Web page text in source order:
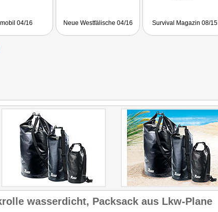
04/16 Neue Westfälische 04/16 Survival Magazin 08/15
wasserdicht, Packsack aus Lkw-Plane